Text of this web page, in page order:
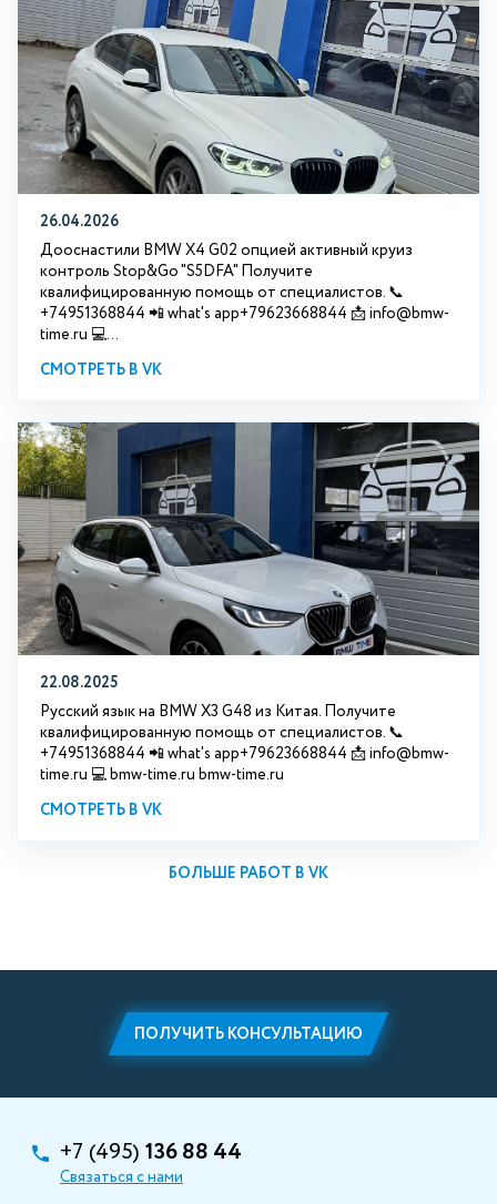
26.04.2026
Дооснастили BMW X4 G02 опцией активный круиз
контроль Stop&Go "S5DFA" Получите
квалифицированную помощь от специалистов. 📞
+74951368844 📲 what's app+79623668844 📩 info@bmw-
time.ru 💻...
СМОТРЕТЬ В VK
22.08.2025
Русский язык на BMW X3 G48 из Китая. Получите
квалифицированную помощь от специалистов. 📞
+74951368844 📲 what's app+79623668844 📩 info@bmw-
time.ru 💻 bmw-time.ru bmw-time.ru
СМОТРЕТЬ В VK
БОЛЬШЕ РАБОТ В VK
ПОЛУЧИТЬ КОНСУЛЬТАЦИЮ
+7 (495) 136 88 44
Связаться с нами